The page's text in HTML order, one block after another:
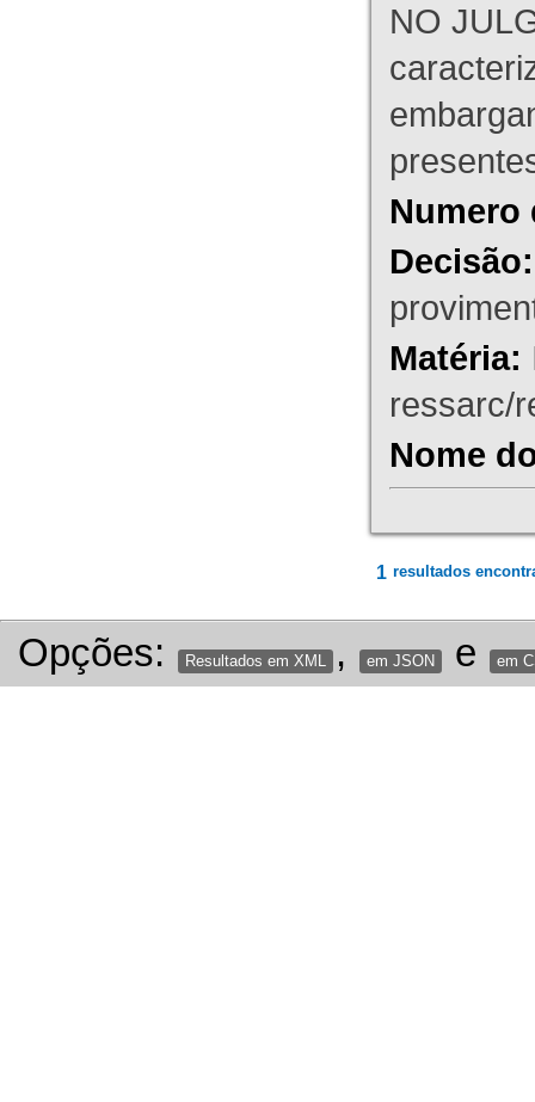
NO
Numero
Decisão:
Matéria:
ressarc/
Nome
1 resultados
Opções: Resultados em XML , em JSON e em